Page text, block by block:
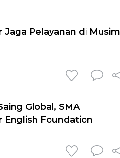
Jaga Pelayanan di Musim
Global, SMA
English Foundation